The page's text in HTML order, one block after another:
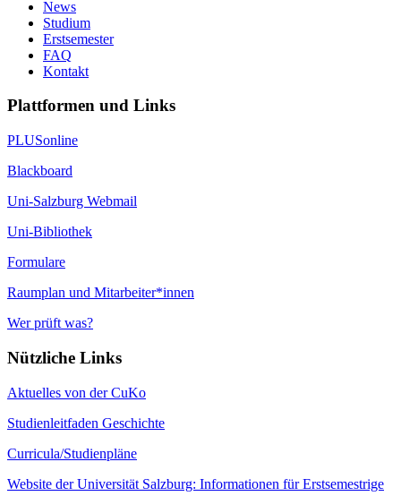
News
Studium
Erstsemester
FAQ
Kontakt
Plattformen und Links
PLUSonline
Blackboard
Uni-Salzburg Webmail
Uni-Bibliothek
Formulare
Raumplan und Mitarbeiter*innen
Wer prüft was?
Nützliche Links
Aktuelles von der CuKo
Studienleitfaden Geschichte
Curricula/Studienpläne
Website der Universität Salzburg: Informationen für Erstsemestrige